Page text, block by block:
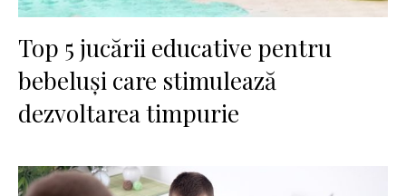
Top 5 jucării educative pentru
bebeluși care stimulează
dezvoltarea timpurie